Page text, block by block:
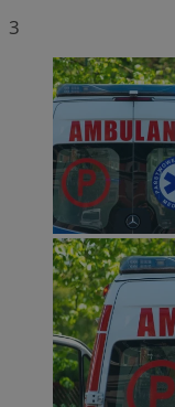
3